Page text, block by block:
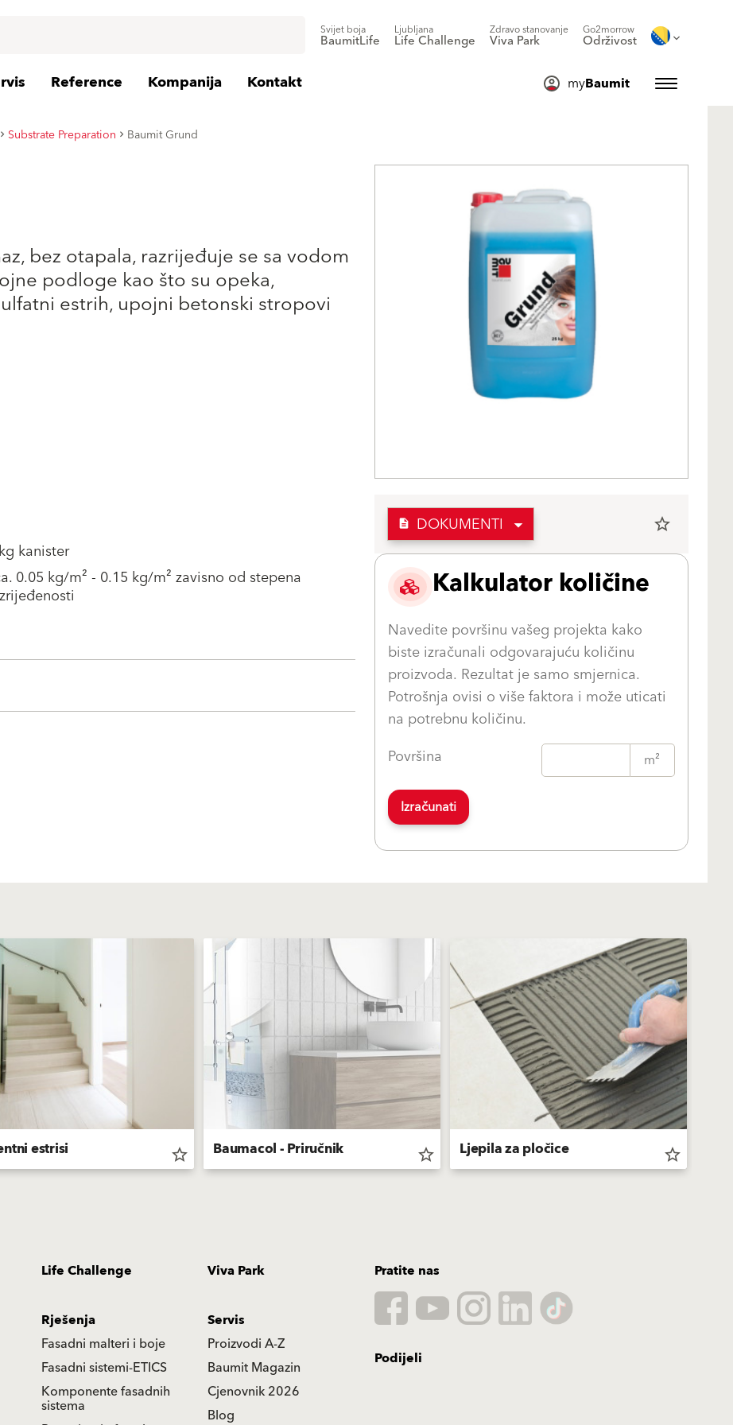
Svijet boja
BaumitLife
Ljubljana
Life Challenge
Zdravo stanovanje
Viva Park
Go2morrow
Održivost
Reference Kompanija Kontakt myBaumit
Substrate Preparation Baumit Grund
bez otapala, razrijeđuje se sa vodom
podloge kao što su opeka,
estrih, upojni betonski stropovi
kanister
0.05 kg/m² - 0.15 kg/m² zavisno od stepena
description DOKUMENTI star_border
Kalkulator količine
Navedite površinu vašeg projekta kako
biste izračunali odgovarajuću količinu
proizvoda. Rezultat je samo smjernica.
Potrošnja ovisi o više faktora i može uticati
na potrebnu količinu.
Površina
m²
Izračunati
estrisi star_border Baumacol - Priručnik star_border Ljepila za pločice star_border
Life Challenge Viva Park
Rješenja
Fasadni malteri i boje
Fasadni sistemi-ETICS
Komponente fasadnih
sistema
Servis
Proizvodi A-Z
Baumit Magazin
Cjenovnik 2026
Blog
Pratite nas
Podijeli